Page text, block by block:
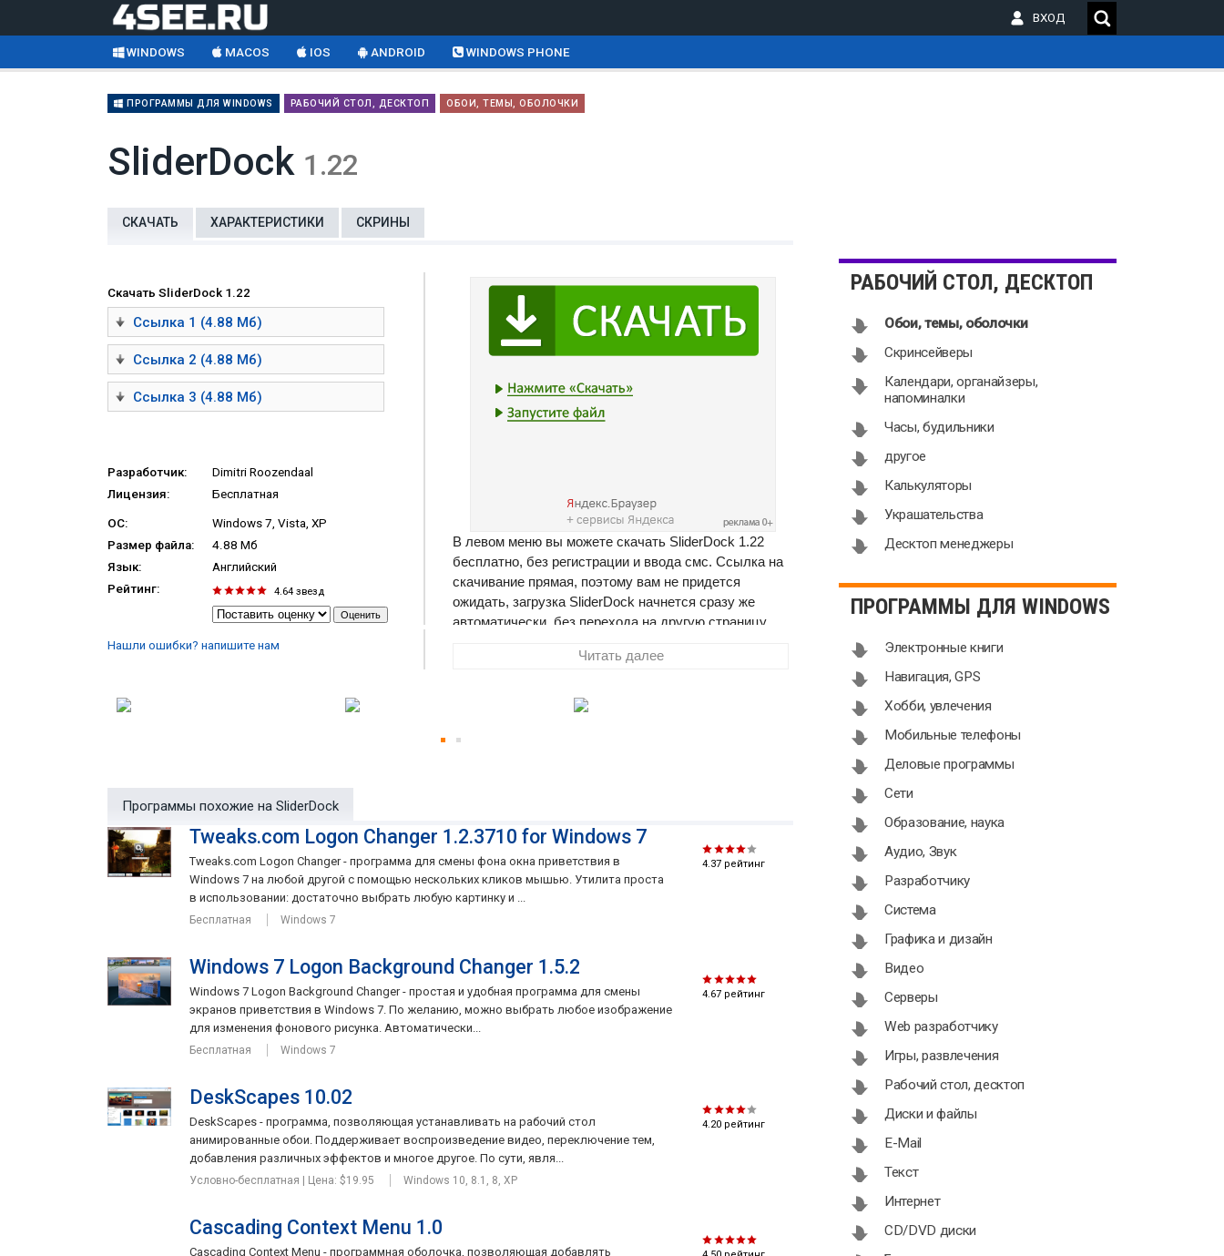
ВХОД
WINDOWS MACOS IOS ANDROID WINDOWS PHONE
ПРОГРАММЫ ДЛЯ WINDOWS РАБОЧИЙ СТОЛ, ДЕСКТОП ОБОИ, ТЕМЫ, ОБОЛОЧКИ
SliderDock 1.22
СКАЧАТЬ ХАРАКТЕРИСТИКИ СКРИНЫ
Скачать SliderDock 1.22
Ссылка 1 (4.88 Мб)
Ссылка 2 (4.88 Мб)
Ссылка 3 (4.88 Мб)
Разработчик:
Dimitri Roozendaal
Лицензия:
Бесплатная
ОС:
Windows 7, Vista, XP
Размер файла:
4.88 Мб
Язык:
Английский
Рейтинг:
4.64 звезд
Нашли ошибки? напишите нам
В левом меню вы можете скачать SliderDock 1.22
бесплатно, без регистрации и ввода смс. Ссылка на
скачивание прямая, поэтому вам не придется
ожидать, загрузка SliderDock начнется сразу же
автоматически, без перехода на другую страницу.
получить доступ к наиболее важным и часто
Позволяет навести порядок на рабочем столе и
Отличается оригинальным интерфейсом: иконки
приложений располагаются в наклонной окружности,
таким образом Вы видите все иконки сразу и можете,
прокручивая список, двойным щелчком запускать
Drag 'n' Drop, также можно изменять порядок значков.
Поддерживает перетаскивание виртуальных папок
"Мой компьютер" и "Корзина".
Читать далее
Программы похожие на SliderDock
4.37 рейтинг
Tweaks.com Logon Changer 1.2.3710 for Windows 7
Tweaks.com Logon Changer - программа для смены фона окна приветствия в
Windows 7 на любой другой с помощью нескольких кликов мышью. Утилита проста
в использовании: достаточно выбрать любую картинку и ...
Бесплатная Windows 7
4.67 рейтинг
Windows 7 Logon Background Changer 1.5.2
Windows 7 Logon Background Changer - простая и удобная программа для смены
экранов приветствия в Windows 7. По желанию, можно выбрать любое изображение
для изменения фонового рисунка. Автоматически...
Бесплатная Windows 7
4.20 рейтинг
DeskScapes 10.02
DeskScapes - программа, позволяющая устанавливать на рабочий стол
анимированные обои. Поддерживает воспроизведение видео, переключение тем,
добавления различных эффектов и многое другое. По сути, явля...
Условно-бесплатная | Цена: $19.95 Windows 10, 8.1, 8, XP
Cascading Context Menu 1.0
Cascading Context Menu - программная оболочка, позволяющая добавлять
РАБОЧИЙ СТОЛ, ДЕСКТОП
Обои, темы, оболочки
Скринсейверы
Календари, органайзеры,
напоминалки
Часы, будильники
другое
Калькуляторы
Украшательства
Десктоп менеджеры
ПРОГРАММЫ ДЛЯ WINDOWS
Электронные книги
Навигация, GPS
Хобби, увлечения
Мобильные телефоны
Деловые программы
Сети
Образование, наука
Аудио, Звук
Разработчику
Система
Графика и дизайн
Видео
Серверы
Web разработчику
Игры, развлечения
Рабочий стол, десктоп
Диски и файлы
E-Mail
Текст
Интернет
CD/DVD диски